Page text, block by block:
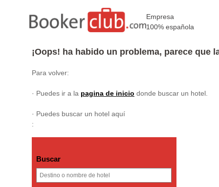
Empresa
100% española
¡Oops! ha habido un problema, parece que
Para volver:
· Puedes ir a la pagina de inicio donde buscar un hotel.
· Puedes buscar un hotel aquí
:
Buscar